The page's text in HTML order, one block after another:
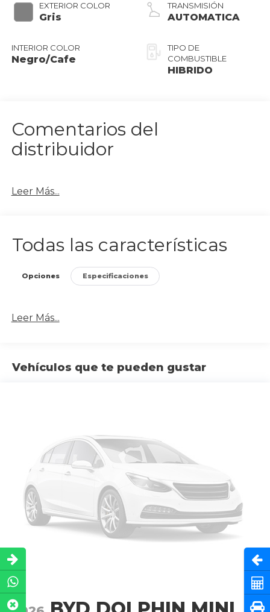
EXTERIOR COLOR
Gris
INTERIOR COLOR
Negro/Cafe
TRANSMISIÓN
AUTOMATICA
TIPO DE
COMBUSTIBLE
HIBRIDO
Comentarios del
distribuidor
Leer Más...
Todas las características
Opciones Especificaciones
Leer Más...
Vehículos que te pueden gustar